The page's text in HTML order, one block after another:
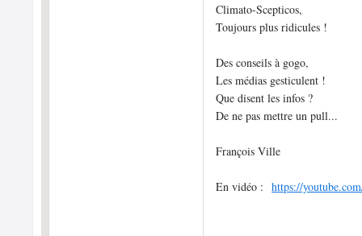
Climato-Scepticos,
Toujours plus ridicules !
Des conseils à gogo,
Les médias gesticulent !
Que disent les infos ?
De ne pas mettre un pull...
François Ville
En vidéo :https://